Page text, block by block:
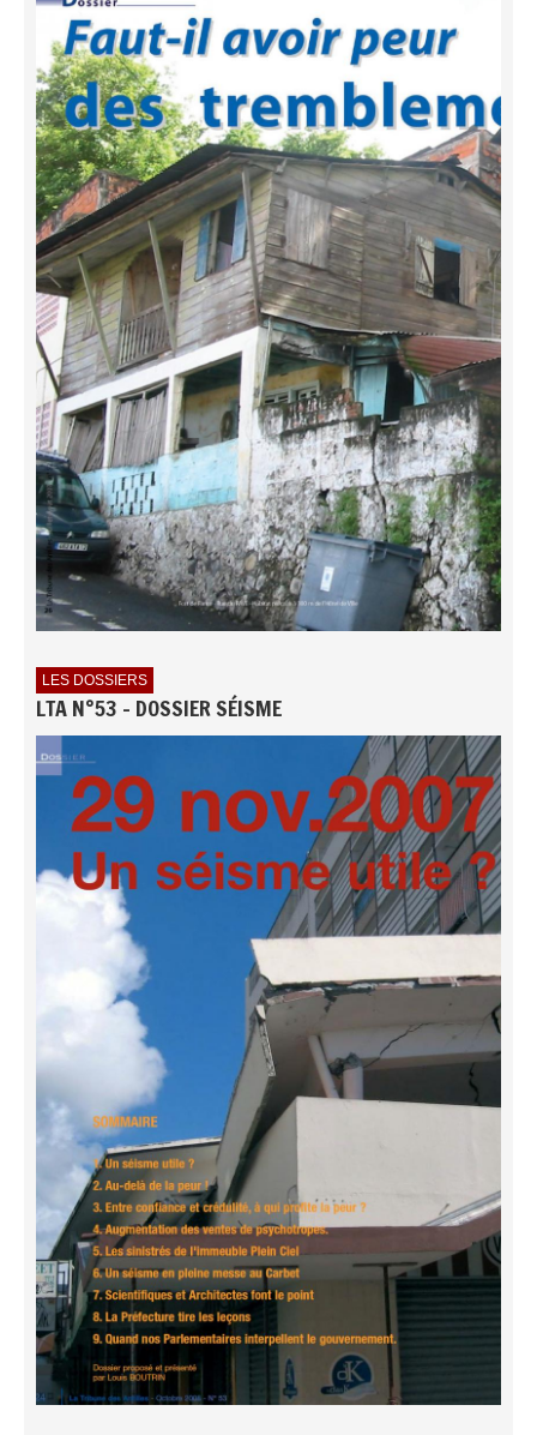
LES DOSSIERS
LTA N°53 - DOSSIER SÉISME